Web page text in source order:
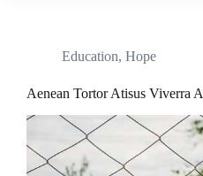
Education, Hope
Aenean Tortor Atisus Viverra